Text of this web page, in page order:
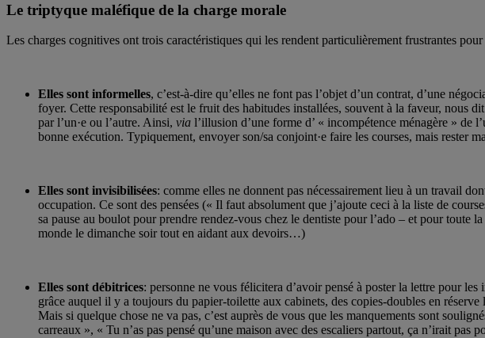
Le triptyque maléfique de la charge morale
Les charges cognitives ont trois caractéristiques qui les rendent particulièrement frustrantes
Elles sont informelles, c’est-à-dire qu’elles ne font pas l’objet d’un contrat, d’une
foyer. Cette responsabilité est le fruit des habitudes installées, souvent à la faveur, nous
par l’un·e ou l’autre. Ainsi, via l’illusion d’une forme d’ « incompétence ménagère » de
bonne exécution. Typiquement, envoyer son/sa conjoint·e faire les courses, mais rester
Elles sont invisibilisées: comme elles ne donnent pas nécessairement lieu à un travail
occupation. Ce sont des pensées (« Il faut absolument que j’ajoute ceci à la liste de
sa pause au boulot pour prendre rendez-vous chez le dentiste pour l’ado – et pour toute
monde le dimanche soir tout en aidant aux devoirs…)
Elles sont débitrices: personne ne vous félicitera d’avoir pensé à poster la lettre pour
grâce auquel il y a toujours du papier-toilette aux cabinets, des copies-doubles en
Mais si quelque chose ne va pas, c’est auprès de vous que les manquements sont
carreaux », « Tu n’as pas pensé qu’une maison avec des escaliers partout, ça n’irait pas